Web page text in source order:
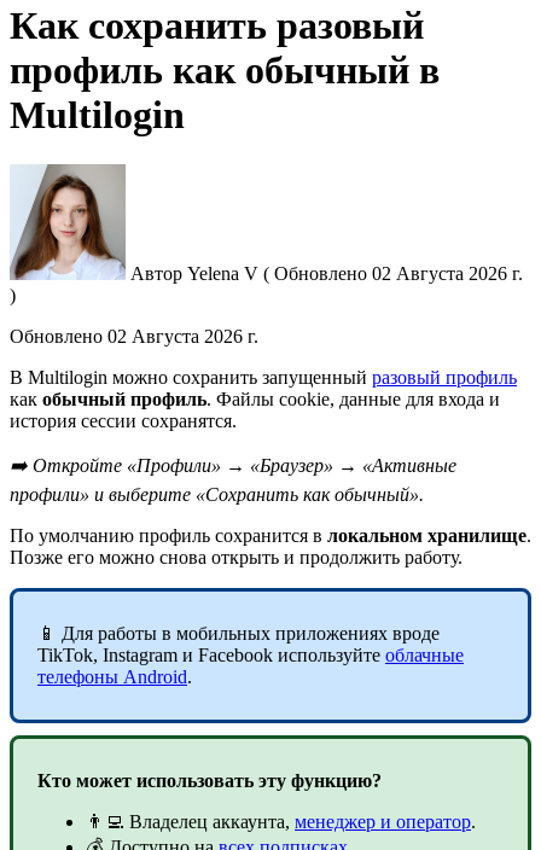
Как сохранить разовый
профиль как обычный в
Multilogin
Автор Yelena V ( Обновлено 02 Августа 2026 г.
)
Обновлено 02 Августа 2026 г.
В Multilogin можно сохранить запущенный разовый профиль
как обычный профиль. Файлы cookie, данные для входа и
история сессии сохранятся.
➡️ Откройте «Профили» → «Браузер» → «Активные
профили» и выберите «Сохранить как обычный».
По умолчанию профиль сохранится в локальном хранилище.
Позже его можно снова открыть и продолжить работу.
📱 Для работы в мобильных приложениях вроде
TikTok, Instagram и Facebook используйте облачные
телефоны Android.
Кто может использовать эту функцию?
👨‍💻 Владелец аккаунта, менеджер и оператор.